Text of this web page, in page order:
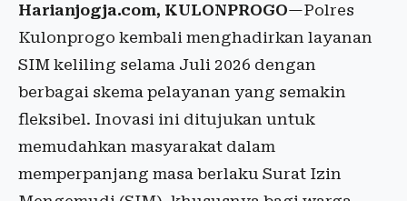
Harianjogja.com, KULONPROGO—Polres
Kulonprogo kembali menghadirkan layanan
SIM keliling selama Juli 2026 dengan
berbagai skema pelayanan yang semakin
fleksibel. Inovasi ini ditujukan untuk
memudahkan masyarakat dalam
memperpanjang masa berlaku Surat Izin